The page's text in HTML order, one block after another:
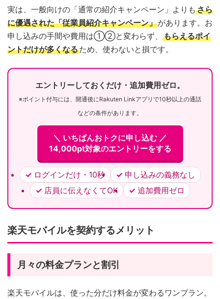
実は、一般向けの「通常の紹介キャンペーン」よりも さら
に優遇された「従業員紹介キャンペーン」があります。お
申し込みの手間や費用は①②と変わらず、 もらえるポイ
ントだけが多くなるため、使わないと損です。
エントリーしておくだけ・追加費用ゼロ。
※ポイント付与には、開通後にRakuten Linkアプリで10秒以上の通話
などの条件があります。
＼ いちばんおトクに申し込む ／
14,000pt対象のエントリーをする
ログインだけ・10秒
申し込みの義務なし
店員に伝えなくてOK
追加費用ゼロ
楽天モバイルを契約するメリット
月々の料金プランと割引
楽天モバイルは、使った分だけ料金が変わるワンプラン。